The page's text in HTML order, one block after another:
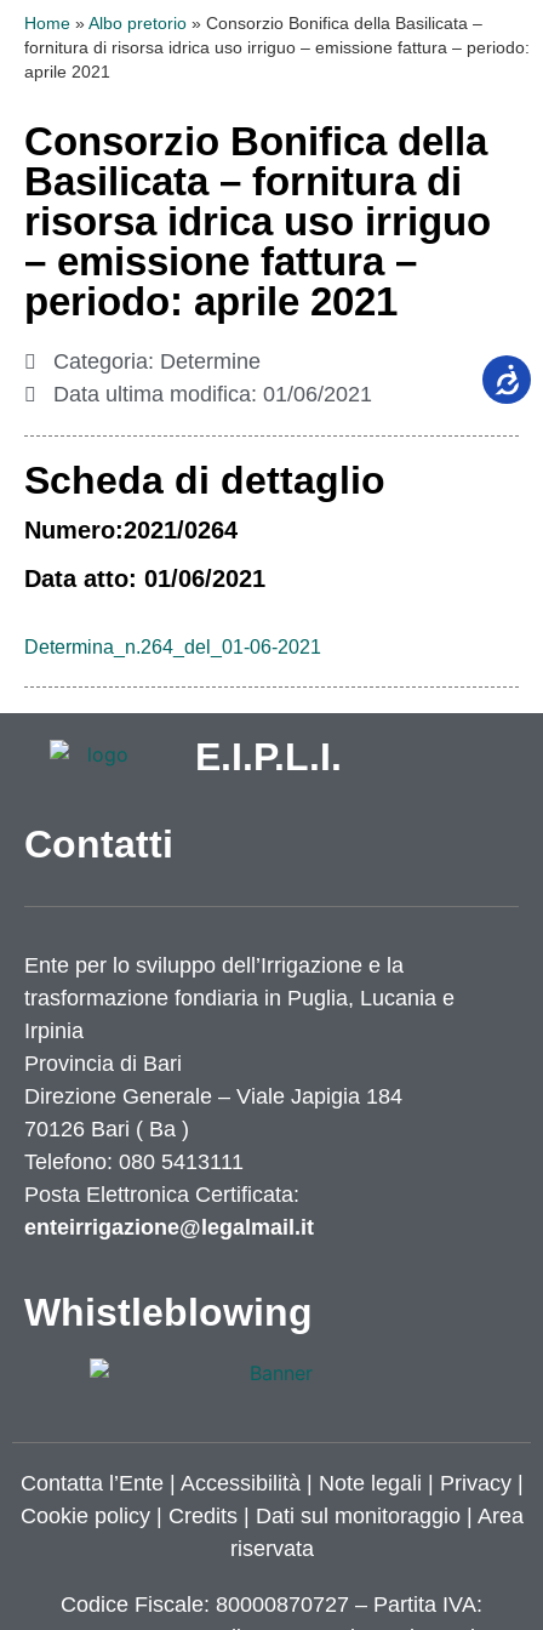
Home » Albo pretorio » Consorzio Bonifica della Basilicata –
fornitura di risorsa idrica uso irriguo – emissione fattura – periodo:
aprile 2021
Consorzio Bonifica della
Basilicata – fornitura di
risorsa idrica uso irriguo
– emissione fattura –
periodo: aprile 2021
Categoria: Determine
Data ultima modifica: 01/06/2021
Scheda di dettaglio
Numero:2021/0264
Data atto: 01/06/2021
Determina_n.264_del_01-06-2021
E.I.P.L.I.
Contatti
Ente per lo sviluppo dell’Irrigazione e la
trasformazione fondiaria in Puglia, Lucania e
Irpinia
Provincia di Bari
Direzione Generale – Viale Japigia 184
70126 Bari ( Ba )
Telefono: 080 5413111
Posta Elettronica Certificata:
enteirrigazione@legalmail.it
Whistleblowing
Contatta l’Ente| Accessibilità | Note legali | Privacy|
Cookie policy| Credits| Dati sul monitoraggio | Area
riservata
Codice Fiscale: 80000870727 – Partita IVA: